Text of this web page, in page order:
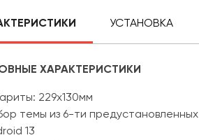
УСТАНОВКА
ХАРАКТЕРИСТИКИ
229х130мм
темы из 6-ти предустановленных
13